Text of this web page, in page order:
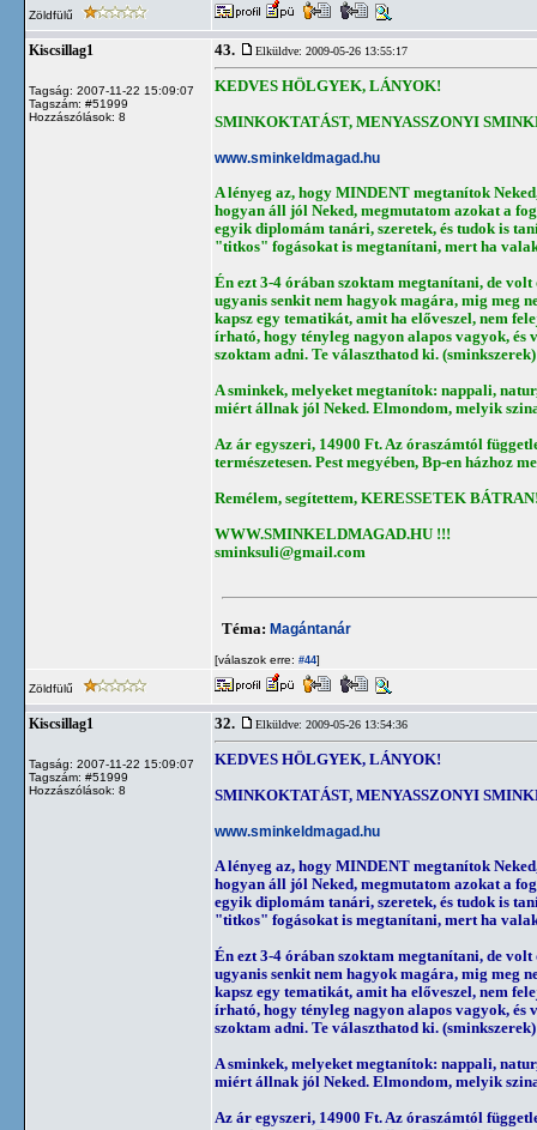
Zöldfülű
Kiscsillag1
Tagság: 2007-11-22 15:09:07
Tagszám: #51999
Hozzászólások: 8
43. Elküldve: 2009-05-26 13:55:17
KEDVES HÖLGYEK, LÁNYOK!
SMINKOKTATÁST, MENYASSZONYI
www.sminkeldmagad.hu
A lényeg az, hogy MINDENT megtanítok
hogyan áll jól Neked, megmutatom azokat a
egyik diplomám tanári, szeretek, és tudok is
"titkos" fogásokat is megtanítani, mert ha
Én ezt 3-4 órában szoktam megtanítani, de
ugyanis senkit nem hagyok magára, mig meg
kapsz egy tematikát, amit ha előveszel, nem
írható, hogy tényleg nagyon alapos vagyok, és
szoktam adni. Te választhatod ki. (sminkszerek)
A sminkek, melyeket megtanítok: nappali,
miért állnak jól Neked. Elmondom, melyik
Az ár egyszeri, 14900 Ft. Az óraszámtól
természetesen. Pest megyében, Bp-en házhoz
Remélem, segítettem, KERESSETEK
WWW.SMINKELDMAGAD.HU !!!
sminksuli@gmail.com
Téma: Magántanár
[válaszok erre: #44]
Zöldfülű
Kiscsillag1
Tagság: 2007-11-22 15:09:07
Tagszám: #51999
Hozzászólások: 8
32. Elküldve: 2009-05-26 13:54:36
KEDVES HÖLGYEK, LÁNYOK!
SMINKOKTATÁST, MENYASSZONYI
www.sminkeldmagad.hu
A lényeg az, hogy MINDENT megtanítok
hogyan áll jól Neked, megmutatom azokat a
egyik diplomám tanári, szeretek, és tudok is
"titkos" fogásokat is megtanítani, mert ha
Én ezt 3-4 órában szoktam megtanítani, de
ugyanis senkit nem hagyok magára, mig meg
kapsz egy tematikát, amit ha előveszel, nem
írható, hogy tényleg nagyon alapos vagyok, és
szoktam adni. Te választhatod ki. (sminkszerek)
A sminkek, melyeket megtanítok: nappali,
miért állnak jól Neked. Elmondom, melyik
Az ár egyszeri, 14900 Ft. Az óraszámtól